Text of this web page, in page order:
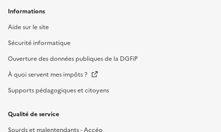
Informations
Aide sur le site
Sécurité informatique
Ouverture des données publiques de la DGFiP
À quoi servent mes impôts ?
Supports pédagogiques et citoyens
Qualité de service
Sourds et malentendants - Accéo